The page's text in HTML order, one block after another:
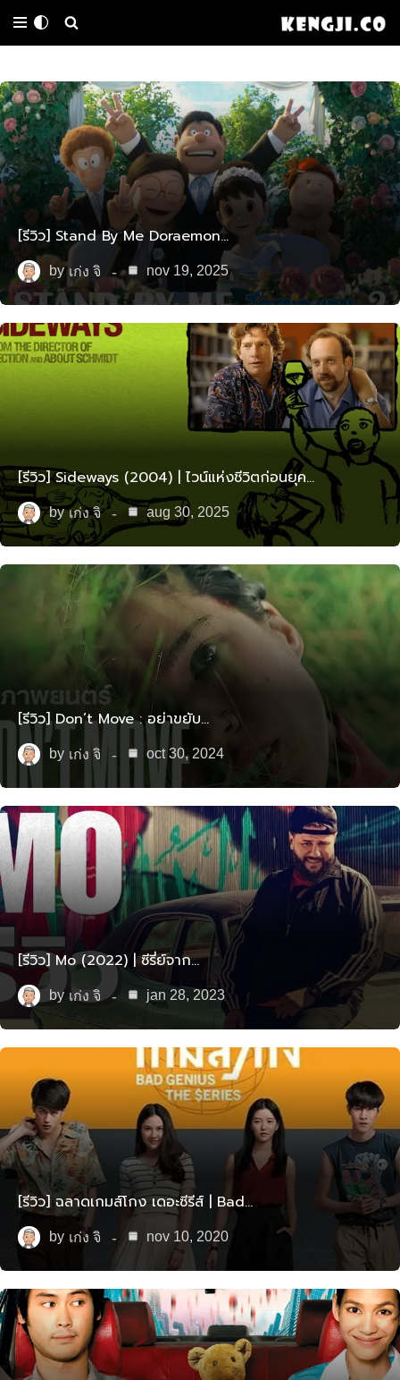
Skip
to
content
[รีวิว] Stand By Me Doraemon…
by เก่ง จิ nov 19, 2025
[รีวิว] Sideways (2004) | ไวน์แห่งชีวิตก่อนยุค…
by เก่ง จิ aug 30, 2025
[รีวิว] Don’t Move : อย่าขยับ…
by เก่ง จิ oct 30, 2024
[รีวิว] Mo (2022) | ซีรี่ย์จาก…
by เก่ง จิ jan 28, 2023
[รีวิว] ฉลาดเกมส์โกง เดอะซีรีส์ | Bad…
by เก่ง จิ nov 10, 2020